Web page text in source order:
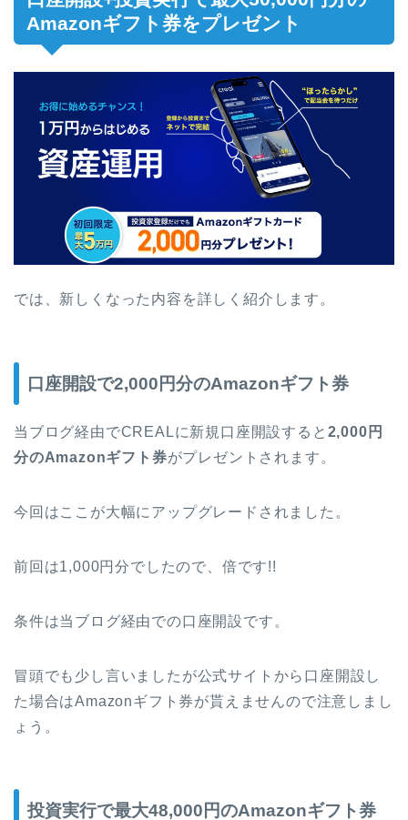
Amazonギフト券をプレゼント
では、新しくなった内容を詳しく紹介します。
口座開設で2,000円分のAmazonギフト券
当ブログ経由でCREALに新規口座開設すると 2,000円
分のAmazonギフト券がプレゼントされます。
今回はここが大幅にアップグレードされました。
前回は1,000円分でしたので、倍です!!
条件は当ブログ経由での口座開設です。
冒頭でも少し言いましたが公式サイトから口座開設し
た場合はAmazonギフト券が貰えませんので注意しまし
ょう。
投資実行で最大48,000円のAmazonギフト券